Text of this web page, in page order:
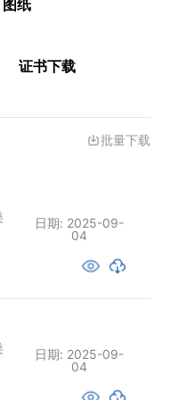
图纸
证书下载
批量下载
日期: 2025-09-
04
日期: 2025-09-
04